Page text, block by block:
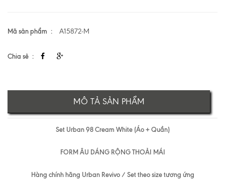
Mã sản phẩm A15872-M
Chia sẻ
MÔ TẢ SẢN PHẨM
Set Urban 98 Cream White (Áo + Quần)
FORM ÂU DÁNG RỘNG THOẢI MÁI
Hàng chính hãng Urban Revivo / Set theo size tương ứng